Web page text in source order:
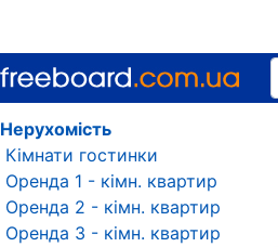
Нерухомість
Кімнати гостинки
Оренда 1 - кімн. квартир
Оренда 2 - кімн. квартир
Оренда 3 - кімн. квартир